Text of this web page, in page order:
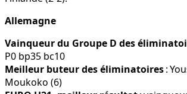
Allemagne
Vainqueur du Groupe D des
P0 bp35 bc10
Meilleur buteur des éliminatoires:
Moukoko (6)